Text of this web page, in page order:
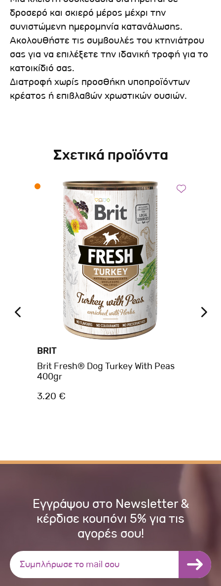
δροσερό και σκιερό μέρος μέχρι την
συνιστώμενη ημερομηνία κατανάλωσης.
Ακολουθήστε τις συμβουλές του κτηνιάτρου
σας για να επιλέξετε την ιδανική τροφή για το
κατοικίδιό σας.
Διατροφή χωρίς προσθήκη υποπροϊόντων
κρέατος ή επιβλαβών χρωστικών ουσιών.
Σχετικά προϊόντα
BRIT
Brit Fresh® Dog Turkey With Peas
400gr
3.20 €
Εγγράψου στο Newsletter &
κέρδισε κουπόνι 5% για τις
αγορές σου!